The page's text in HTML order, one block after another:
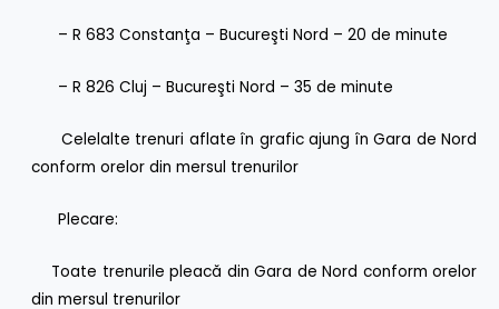
– R 683 Constanţa – Bucureşti Nord – 20 de minute
– R 826 Cluj – Bucureşti Nord – 35 de minute
Celelalte trenuri aflate în grafic ajung în Gara de Nord
conform orelor din mersul trenurilor
Plecare:
Toate trenurile pleacă din Gara de Nord conform orelor
din mersul trenurilor